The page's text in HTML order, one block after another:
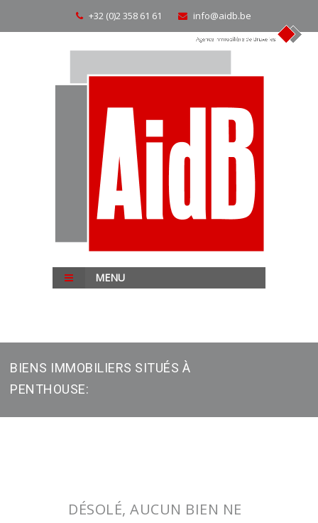
+32 (0)2 358 61 61 info@aidb.be
MENU
BIENS IMMOBILIERS SITUÉS À
PENTHOUSE:
DÉSOLÉ, AUCUN BIEN NE